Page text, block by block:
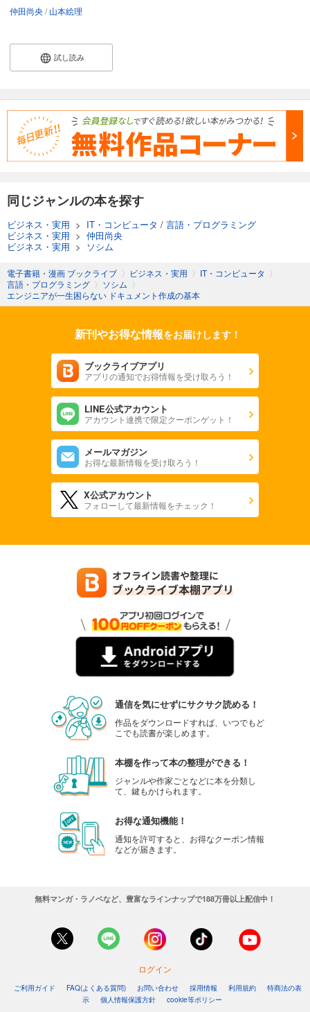
仲田尚央 山本絵理
試し読み
同じジャンルの本を探す
ビジネス・実用 > IT・コンピュータ / 言語・プログラミング
ビジネス・実用 > 仲田尚央
ビジネス・実用 > ソシム
電子書籍・漫画 ブックライブ 〉 ビジネス・実用 〉 IT・コンピュータ 〉
言語・プログラミング 〉 ソシム 〉
エンジニアが一生困らない ドキュメント作成の基本
新刊やお得な情報をお届けします！
ブックライブアプリ
アプリの通知でお得情報を受け取ろう！
LINE公式アカウント
アカウント連携で限定クーポンゲット！
メールマガジン
お得な最新情報を受け取ろう！
X公式アカウント
フォローして最新情報をチェック！
通信を気にせずにサクサク読める！
作品をダウンロードすれば、いつでもど
こでも読書が楽しめます。
本棚を作って本の整理ができる！
ジャンルや作家ごとなどに本を分類し
て、鍵もかけられます。
お得な通知機能！
通知を許可すると、お得なクーポン情報
などが届きます。
無料マンガ・ラノベなど、豊富なラインナップで188万冊以上配信中！
ログイン
ご利用ガイド FAQ(よくある質問) お問い合わせ 採用情報 利用規約
特商法の表
示
個人情報保護方針 cookie等ポリシー